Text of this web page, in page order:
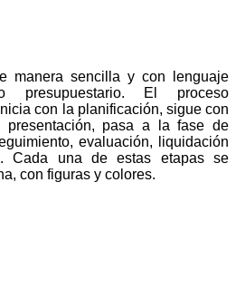
manera sencilla y con lenguaje
presupuestario. El proceso
con la planificación, sigue con
presentación, pasa a la fase de
evaluación, liquidación
Cada una de estas etapas se
con figuras y colores.